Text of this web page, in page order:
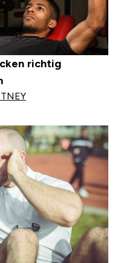
richtig